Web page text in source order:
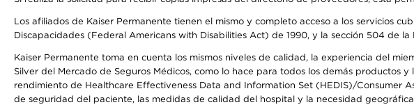
Los afiliados de Kaiser Permanente tienen el mismo y completo acceso a los servicios
Discapacidades (Federal Americans with Disabilities Act) de 1990, y la sección 504 de
Kaiser Permanente toma en cuenta los mismos niveles de calidad, la experiencia del
Silver del Mercado de Seguros Médicos, como lo hace para todos los demás productos
rendimiento de Healthcare Effectiveness Data and Information Set (HEDIS)/Consumer
de seguridad del paciente, las medidas de calidad del hospital y la necesidad